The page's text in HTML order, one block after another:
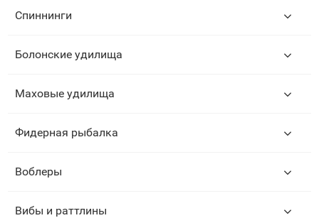
Спиннинги
Болонские удилища
Маховые удилища
Фидерная рыбалка
Воблеры
Вибы и раттлины